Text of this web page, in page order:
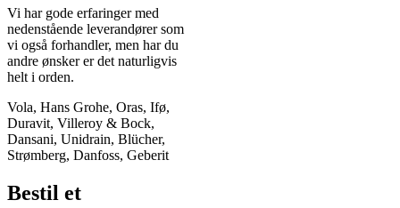
Vi har gode erfaringer med
nedenstående leverandører som
vi også forhandler, men har du
andre ønsker er det naturligvis
helt i orden.
Vola, Hans Grohe, Oras, Ifø,
Duravit, Villeroy & Bock,
Dansani, Unidrain, Blücher,
Strømberg, Danfoss, Geberit
Bestil et